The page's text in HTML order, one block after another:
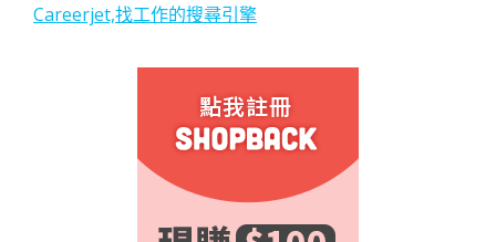
Careerjet,找工作的搜尋引擎